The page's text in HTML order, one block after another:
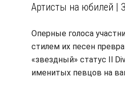
Артисты на юбилей |
Оперные голоса
стилем их песен
«звездный» статус Il
именитых певцов на